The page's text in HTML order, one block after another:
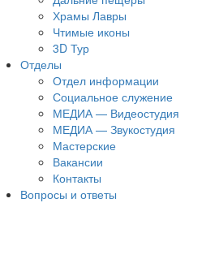
Храмы Лавры
Чтимые иконы
3D Тур
Отделы
Отдел информации
Социальное служение
МЕДИА — Видеостудия
МЕДИА — Звукостудия
Мастерские
Вакансии
Контакты
Вопросы и ответы